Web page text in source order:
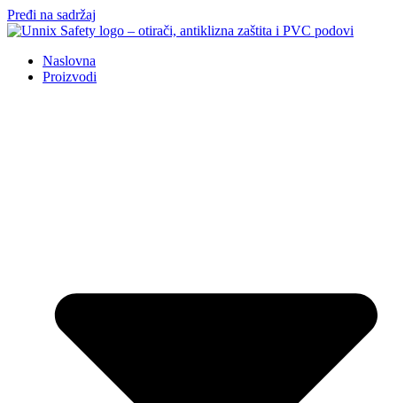
Pređi na sadržaj
Naslovna
Proizvodi